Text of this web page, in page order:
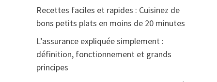
Recettes faciles et rapides : Cuisinez de
bons petits plats en moins de 20 minutes
L’assurance expliquée simplement :
définition, fonctionnement et grands
principes